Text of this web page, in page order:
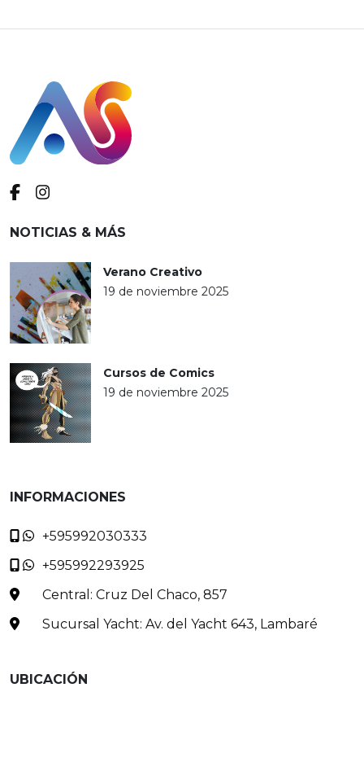
NOTICIAS & MÁS
Verano Creativo
19 de noviembre 2025
Cursos de Comics
19 de noviembre 2025
INFORMACIONES
+595992030333
+595992293925
Central: Cruz Del Chaco, 857
Sucursal Yacht: Av. del Yacht 643, Lambaré
UBICACIÓN